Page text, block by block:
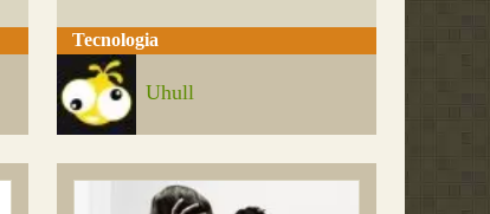
Tecnologia
Uhull